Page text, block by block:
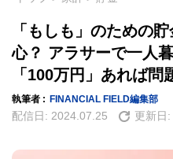
「もしも」のための
心？ アラサーで一人
「100万円」あれば問
執筆者 : FINANCIAL FIELD編集部
配信日: 2024.07.25 更新日: